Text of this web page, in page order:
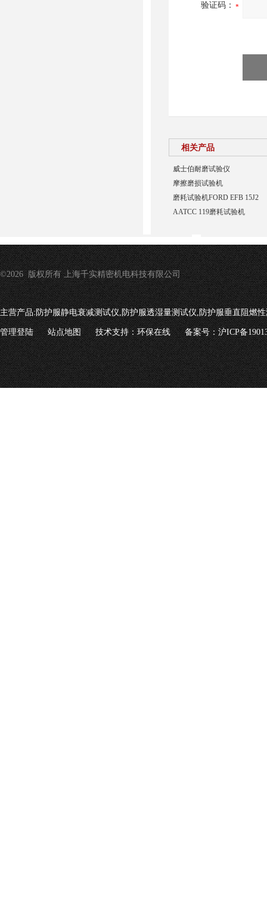
验证码：
相关产品
威士伯耐磨试验仪
摩擦磨损试验机
磨耗试验机FORD EFB 15J2
AATCC 119磨耗试验机
©2026 版权所有 上海千实精密机电科技有限公司
主营产品:防护服静电衰减测试仪,防护服透湿量测试仪,防护服垂直阻燃
管理登陆 站点地图 技术支持：环保在线 备案号：沪ICP备